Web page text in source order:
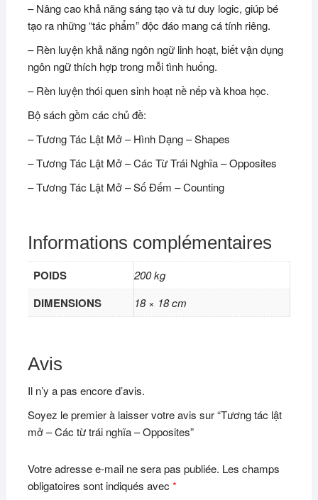
– Nâng cao khả năng sáng tạo và tư duy logic, giúp bé
tạo ra những “tác phẩm” độc đáo mang cá tính riêng.
– Rèn luyện khả năng ngôn ngữ linh hoạt, biết vận dụng
ngôn ngữ thích hợp trong mỗi tình huống.
– Rèn luyện thói quen sinh hoạt nề nếp và khoa học.
Bộ sách gồm các chủ đề:
– Tương Tác Lật Mở – Hình Dạng – Shapes
– Tương Tác Lật Mở – Các Từ Trái Nghĩa – Opposites
– Tương Tác Lật Mở – Số Đếm – Counting
Informations complémentaires
POIDS 200 kg
DIMENSIONS 18 × 18 cm
Avis
Il n’y a pas encore d’avis.
Soyez le premier à laisser votre avis sur “Tương tác lật
mở – Các từ trái nghĩa – Opposites”
Votre adresse e-mail ne sera pas publiée. Les champs
obligatoires sont indiqués avec *